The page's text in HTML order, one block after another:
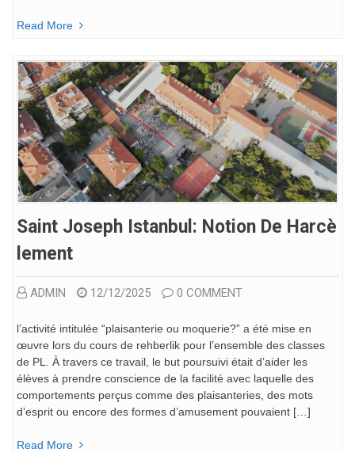
Read More
Saint Joseph Istanbul: Notion De Harcè
Lement
ADMIN 12/12/2025 0 COMMENT
l’activité intitulée “plaisanterie ou moquerie?” a été mise en
œuvre lors du cours de rehberlik pour l’ensemble des classes
de PL. À travers ce travail, le but poursuivi était d’aider les
élèves à prendre conscience de la facilité avec laquelle des
comportements perçus comme des plaisanteries, des mots
d’esprit ou encore des formes d’amusement pouvaient […]
Read More